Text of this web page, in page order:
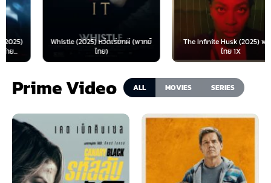
Whistle (2025) หวีดเรียกผี (พากย์
The Infinite Husk (2025) พากย์
Prime Video ALL MOVIES SERIES